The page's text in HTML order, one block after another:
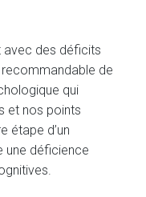
avec des déficits
de
qui
et nos points
étape d’un
une déficience